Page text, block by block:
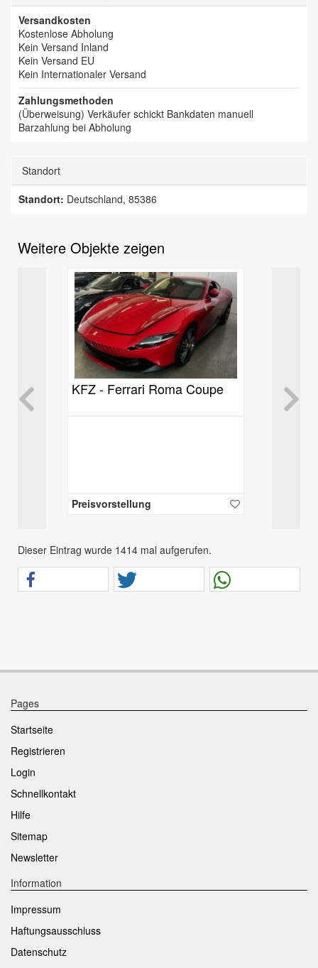
Versandkosten
Kostenlose Abholung
Kein Versand Inland
Kein Versand EU
Kein Internationaler Versand
Zahlungsmethoden
(Überweisung) Verkäufer schickt Bankdaten manuell
Barzahlung bei Abholung
Standort
Standort: Deutschland, 85386
Weitere Objekte zeigen
KFZ - Ferrari Roma Coupe
Preisvorstellung
Dieser Eintrag wurde 1414 mal aufgerufen.
Pages
Startseite
Registrieren
Login
Schnellkontakt
Hilfe
Sitemap
Newsletter
Information
Impressum
Haftungsausschluss
Datenschutz